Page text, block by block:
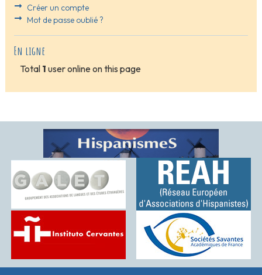
Créer un compte
Mot de passe oublié ?
En ligne
Total 1 user online on this page